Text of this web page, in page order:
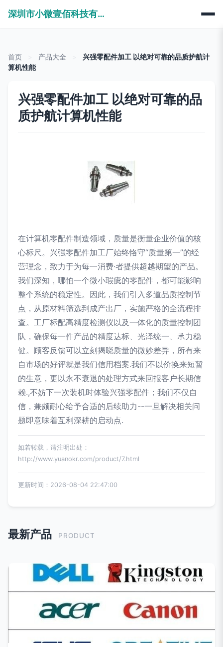
深圳市小微壹佰科技有限公司
首页 产品大全
兴强零配件加工 以绝对可靠的品质护航计
算机性能
兴强零配件加工 以绝对可靠的品
质护航计算机性能
在计算机零配件制造领域，质量是衡量企业价值的核
心标尺。兴强零配件加工厂始终恪守“质量第一”的经
营理念，致力于为每一消费·者提供超越期望的产品。
我们深知，哪怕一个微小瑕疵的零配件，都可能影响
整个系统的稳定性。因此，我们引入多道品质控制节
点，从原材料筛选到成产出厂，实施严格的全流程排
查。工厂标配高精度检测仪以及一体化的质量控制团
队，确保每一件产品的精度达标、光泽统一、承力稳
健。顾客反馈可以立刻揭晓质量的微妙差异，所有来
自市场的好评就是我们信用档案.我们不以价换来短暂
的生意，更以永不衰退的处理方式来回报客户长期信
赖.,不妨下一次装机时体验兴强零配件；我们不仅自
信，兼颇耐心给予合适的后续助力--一旦解决相关问
题即意味着互利深耕的启动点.
如若转载，请注明出处：
http://www.yuanokr.com/product/7.html
更新时间：2026-08-04 22:47:00
最新产品 PRODUCT